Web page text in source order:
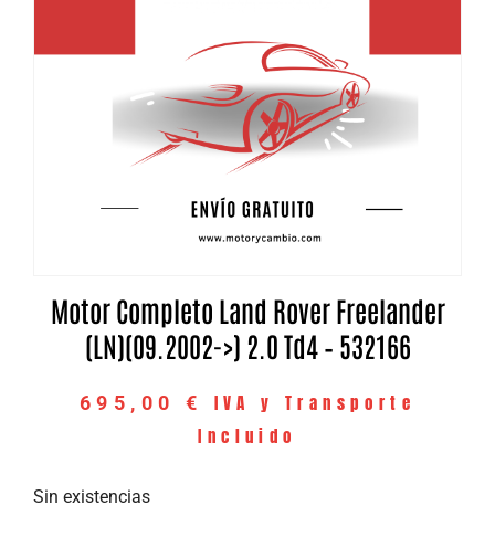
Motor Completo Land Rover Freelander
(LN)(09.2002->) 2.0 Td4 – 532166
695,00 €
IVA y Transporte
Incluido
Sin existencias